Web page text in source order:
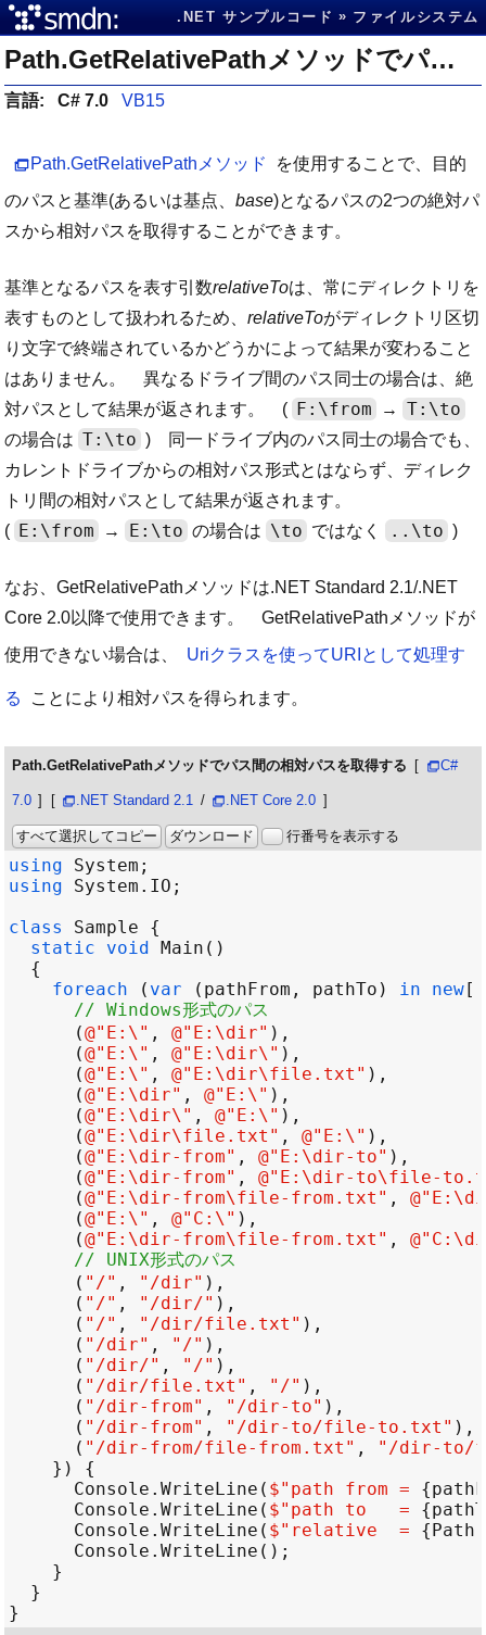
.NET サンプルコード ファイルシステム
Path.GetRelativePathメソッドでパス間の相対パスを取得する
言語: C# 7.0 VB15
Path.GetRelativePathメソッド
を使用することで、目的
のパスと基準(あるいは基点、 base)となるパスの2つの絶対パ
スから相対パスを取得することができます。
基準となるパスを表す引数relativeToは、常にディレクトリを
表すものとして扱われるため、 relativeToがディレクトリ区切
り文字で終端されているかどうかによって結果が変わること
はありません。 異なるドライブ間のパス同士の場合は、絶
対パスとして結果が返されます。 ( F:\from → T:\to
の場合は T:\to ) 同一ドライブ内のパス同士の場合でも、
カレントドライブからの相対パス形式とはならず、ディレク
トリ間の相対パスとして結果が返されます。
( E:\from → E:\to の場合は \to ではなく ..\to )
なお、GetRelativePathメソッドは.NET Standard 2.1/.NET
Core 2.0以降で使用できます。 GetRelativePathメソッドが
使用できない場合は、
Uriクラスを使ってURIとして処理す
る ことにより相対パスを得られます。
Path.GetRelativePathメソッドでパス間の相対パスを取得する C#
7.0 .NET Standard 2.1 / .NET Core 2.0
すべて選択してコピー ダウンロード 行番号を表示する
using System
using
System . IO
class
Sample
static
void Main
foreach ( var ( pathFrom , pathTo ) in
new
// Windows形式のパス
      (
@"E:\" , @"E:\dir"
      (
@"E:\" , @"E:\dir\"
      (
@"E:\" , @"E:\dir\file.txt"
      (
@"E:\dir" , @"E:\"
      (
@"E:\dir\" , @"E:\"
      (
@"E:\dir\file.txt" , @"E:\"
      (
@"E:\dir-from" , @"E:\dir-to"
      (
@"E:\dir-from" , @"E:\dir-to\file-
      (
@"E:\dir-from\file-from.txt" ,
      (
@"E:\" , @"C:\"
      (
@"E:\dir-from\file-from.txt" ,
// UNIX形式のパス
      (
"/" , "/dir"
      (
"/" , "/dir/"
      (
"/" , "/dir/file.txt"
      (
"/dir" , "/"
      (
"/dir/" , "/"
      (
"/dir/file.txt" , "/"
      (
"/dir-from" , "/dir-to"
      (
"/dir-from" , "/dir-to/file-to.txt"
      (
"/dir-from/file-from.txt" ,
"/dir-to/
Console . WriteLine ( $" path from = {
Console . WriteLine ( $" path to   = {
Console . WriteLine ( $" relative  = { Path
Console . WriteLine